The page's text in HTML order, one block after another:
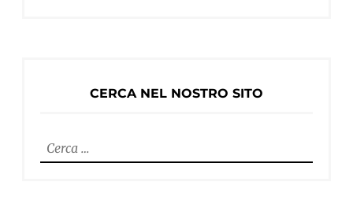
CERCA NEL NOSTRO SITO
Ricerca
per: